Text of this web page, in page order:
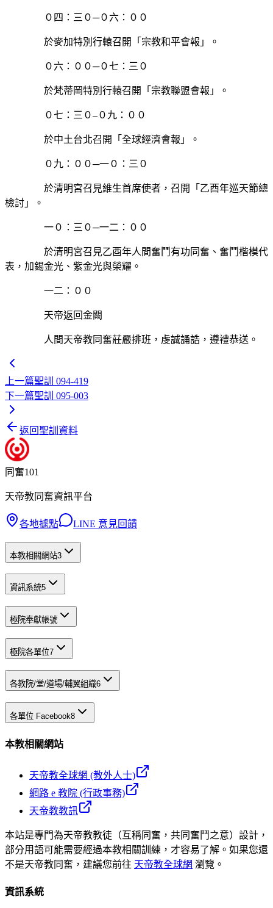
０四：三０─０六：００
於麥加特別行轅召開「宗教和平會報」。
０六：００─０七：三０
於梵蒂岡特別行轅召開「宗教聯盟會報」。
０七：三０–０九：００
於中土台北召開「全球經濟會報」。
０九：００─一０：三０
於清明宮召見維生首席使者，召開「乙酉年巡天節總
檢討」。
一０：三０─一二：００
於清明宮召見乙酉年人間奮鬥有功同奮、奮鬥楷模代
表，加錫金光、紫金光與榮耀。
一二：００
天帝返回金闕
人間天帝教同奮莊嚴排班，虔誠誦誥，遵禮恭送。
上一篇聖訓 094-419
下一篇聖訓 095-003
返回聖訓資料
同奮101
天帝教同奮資訊平台
各地據點 LINE 意見回饋
本教相關網站3
資訊系統5
極院奉獻帳號
極院各單位7
各教院/堂/道場/輔翼組織6
各單位 Facebook8
本教相關網站
天帝教全球網 (教外人士)
網路 e 教院 (行政事務)
天帝教教訊
本站是專門為天帝教教徒（互稱同奮，共同奮鬥之意）設計，
部分用語可能需要經過本教相關訓練，才容易了解。如果您還
不是天帝教同奮，建議您前往 天帝教全球網 瀏覽。
資訊系統